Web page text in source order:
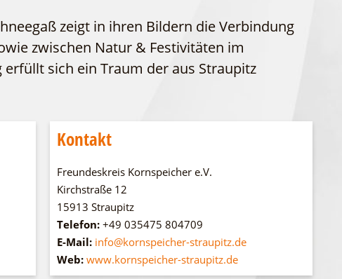
Fahrgastschiff
zeigt in ihren Bildern die Verbindung
zwischen Natur & Festivitäten im
sich ein Traum der aus Straupitz
Kontakt
Freundeskreis Kornspeicher e.V.
Kirchstraße 12
15913 Straupitz
Telefon: +49 035475 804709
E-Mail: info@kornspeicher-straupitz.de
Web: www.kornspeicher-straupitz.de